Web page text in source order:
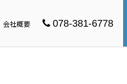
会社概要 078-381-6778